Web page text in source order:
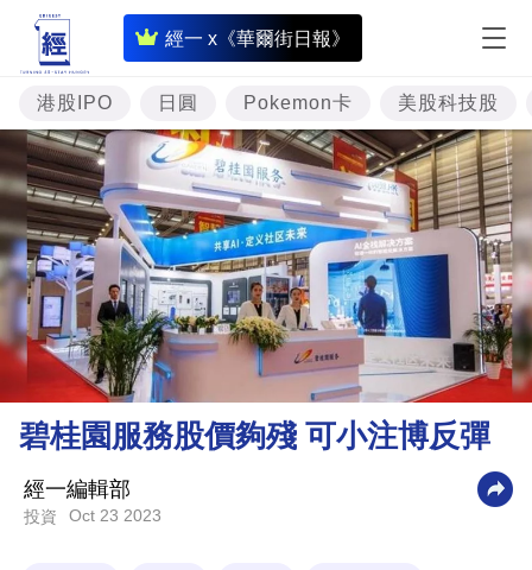
經一 x《華爾街日報》
即
時
財
經
專
題
投
資
樓
市
理
財
業
港股IPO 日圓 Pokemon卡 美股科技股
碧桂園服務股價夠殘 可小注博反彈
經一編輯部
投資 Oct 23 2023